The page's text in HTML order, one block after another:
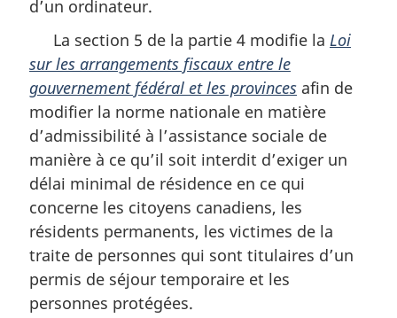
d’un ordinateur.
La section 5 de la partie 4 modifie la Loi
sur les arrangements fiscaux entre le
gouvernement fédéral et les provinces afin de
modifier la norme nationale en matière
d’admissibilité à l’assistance sociale de
manière à ce qu’il soit interdit d’exiger un
délai minimal de résidence en ce qui
concerne les citoyens canadiens, les
résidents permanents, les victimes de la
traite de personnes qui sont titulaires d’un
permis de séjour temporaire et les
personnes protégées.